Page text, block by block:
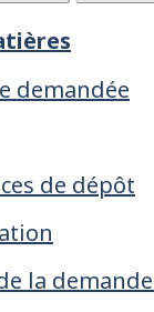
demandée
de dépôt
la